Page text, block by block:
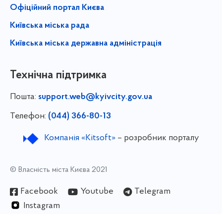
Офіційний портал Києва
Київська міська рада
Київська міська державна адміністрація
Технічна підтримка
Пошта: support.web@kyivcity.gov.ua
Телефон: (044) 366-80-13
Компанія «Kitsoft»– розробник порталу
© Власність міста Києва 2021
Facebook Youtube
Telegram
Instagram